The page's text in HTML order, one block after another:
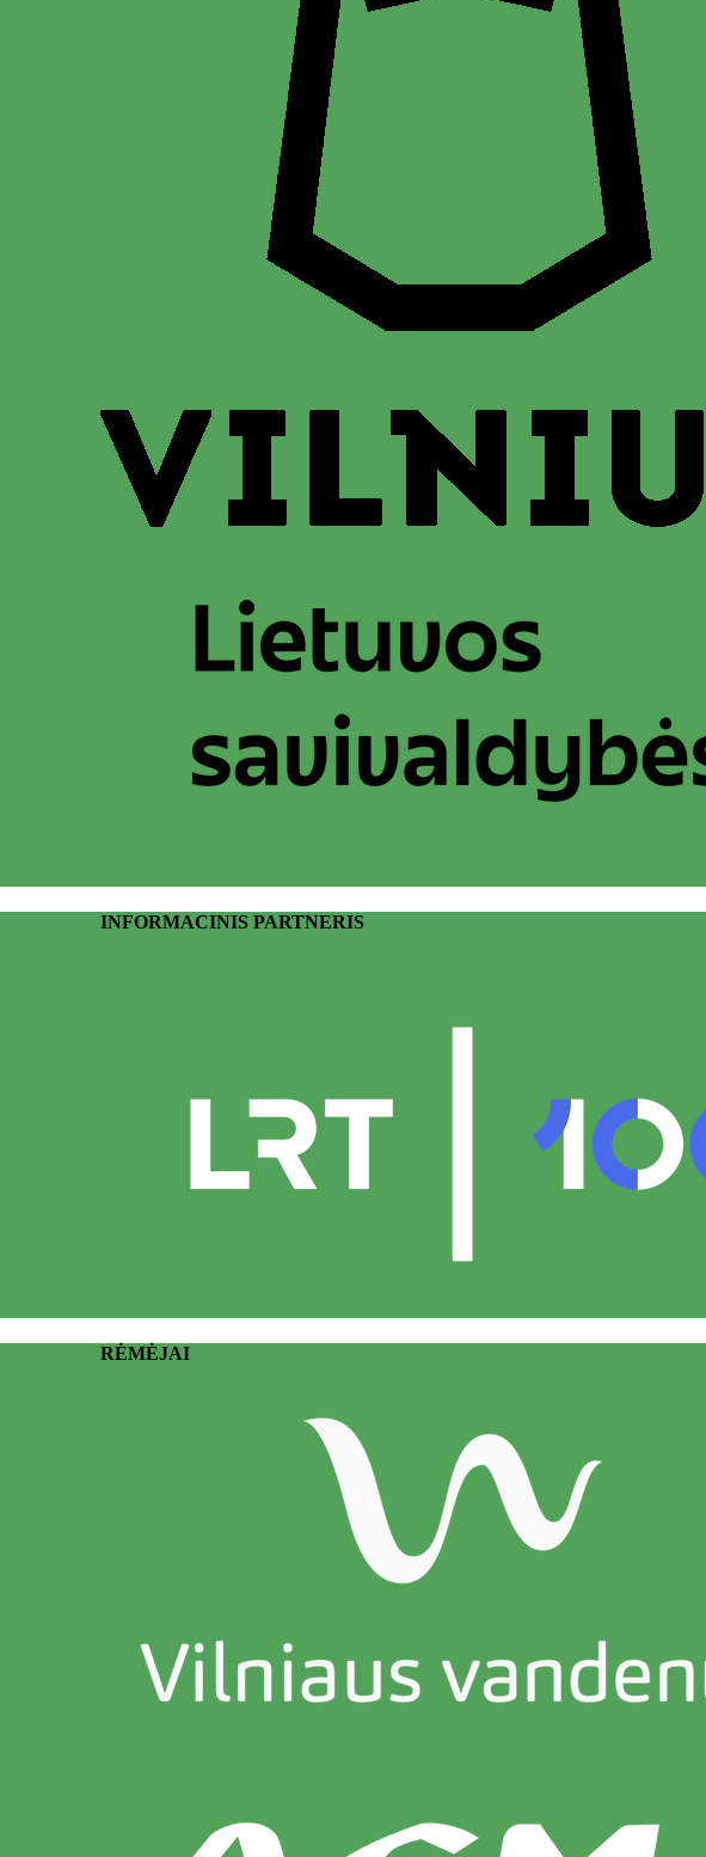
INFORMACINIS PARTNERIS
RĖMĖJAI